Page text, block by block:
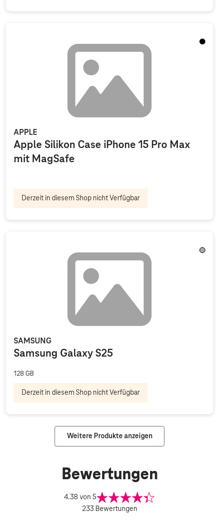
APPLE
Apple Silikon Case iPhone 15 Pro Max
mit MagSafe
Derzeit in diesem Shop nicht Verfügbar
Silver
SAMSUNG
Samsung Galaxy S25
128 GB
Derzeit in diesem Shop nicht Verfügbar
Weitere Produkte anzeigen
Bewertungen
4.38 von 5
233 Bewertungen